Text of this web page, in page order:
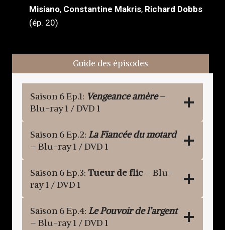
Misiano, Constantine Makris, Richard Dobbs
(ép. 20)
Guide des épisodes
Saison 6 Ep.1: Vengeance amère–
Blu-ray 1 / DVD 1
Saison 6 Ep.2: La Fiancée du motard
– Blu-ray 1 / DVD 1
Saison 6 Ep.3: Tueur de flic– Blu-
ray 1 / DVD 1
Saison 6 Ep.4: Le Pouvoir de l’argent
– Blu-ray 1 / DVD 1